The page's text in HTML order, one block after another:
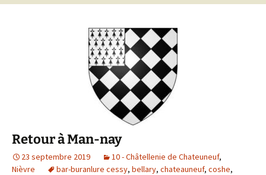
Retour à Man-nay
23 septembre 2019 10 - Châtellenie de Chateuneuf,
Nièvre
bar-buranlure cessy, bellary, chateauneuf, coshe,